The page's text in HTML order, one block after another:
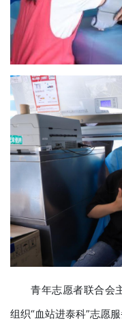
青年志愿者联合会
组织“血站进泰科”志愿